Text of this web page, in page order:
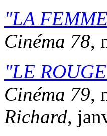
LA
Cinéma 78,
LE
Cinéma 79,
Richard,